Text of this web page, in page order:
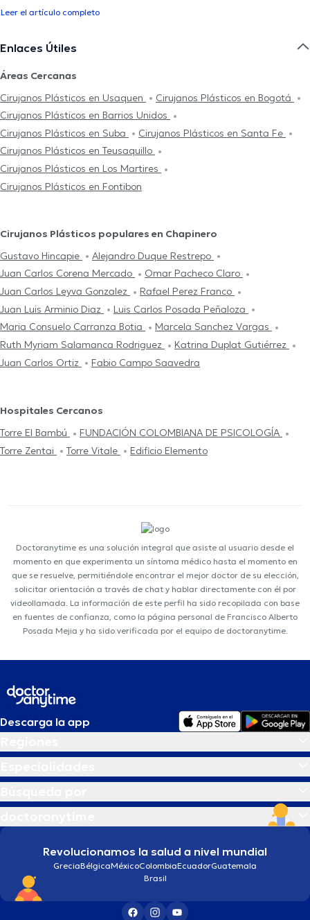
Leer el artículo completo
Enlaces Útiles
Áreas Cercanas
Cirujanos Plásticos en Usaquen
Cirujanos Plásticos en Bogotá
Cirujanos Plásticos en Barrios Unidos
Cirujanos Plásticos en Suba
Cirujanos Plásticos en Santa Fe
Cirujanos Plásticos en Teusaquillo
Cirujanos Plásticos en Los Martires
Cirujanos Plásticos en Fontibon
Cirujanos Plásticos populares en Chapinero
Gustavo Hincapie
Alejandro Duque Restrepo
Juan Carlos Corena Mercado
Omar Pacheco Claro
Juan Carlos Leyva Gonzalez
Rafael Perez Franco
Juan Luis Arminio Diaz
Luis Carlos Posada Peñaloza
Maria Consuelo Carranza Botia
Marcela Sanchez Vargas
Ruth Myriam Salamanca Rodriguez
Katrina Duplat Gutiérrez
Juan Carlos Ortiz
Fabio Campo Saavedra
Hospitales Cercanos
Torre El Bambú
FUNDACIÓN COLOMBIANA DE PSICOLOGÍA
Torre Zentai
Torre Vitale Edificio Elemento
Doctoranytime es una solución integral que asiste al usuario desde el
momento en que experimenta un síntoma médico hasta el momento en
que se resuelve, permitiéndole encontrar el mejor doctor de su elección,
solicitar orientación a través de chat y hablar directamente con él por
videollamada. La información de este perfil ha sido recopilada con base
en fuentes de confianza, como la página personal de Francisco Alberto
Posada Mejia y ha sido verificada por el equipo de doctoranytime.
Descarga la app
Revolucionamos la salud a nivel mundial
GreciaBélgicaMéxicoColombiaEcuadorGuatemala
Brasil